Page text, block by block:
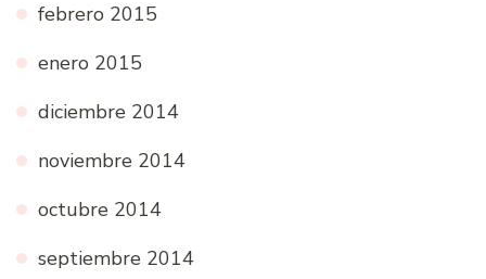
febrero 2015
enero 2015
diciembre 2014
noviembre 2014
octubre 2014
septiembre 2014